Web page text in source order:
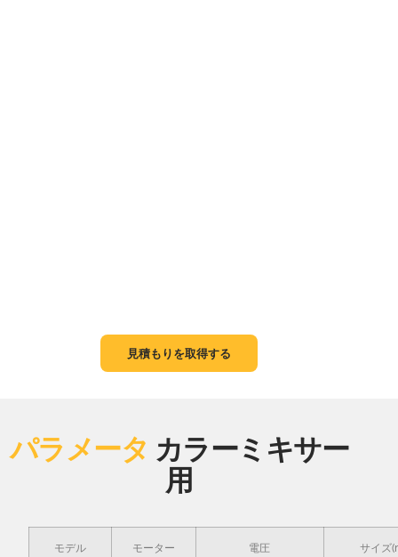
見積もりを取得する
パラメータ カラーミキサー
用
モデル モーター 電圧 サイズ